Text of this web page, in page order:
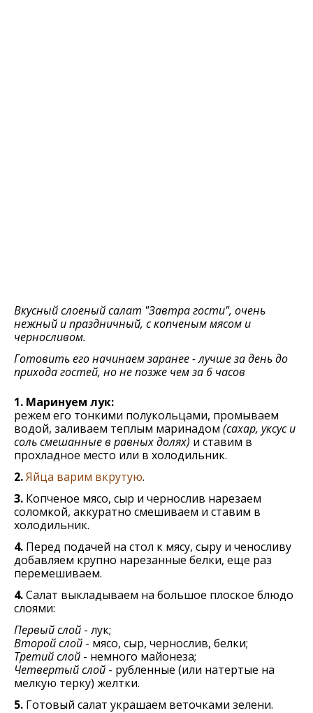
Вкусный слоеный салат "Завтра гости", очень
нежный и праздничный, с копченым мясом и
черносливом.
Готовить его начинаем заранее - лучше за день до
прихода гостей, но не позже чем за 6 часов
1. Маринуем лук:
режем его тонкими полукольцами, промываем
водой, заливаем теплым маринадом (сахар, уксус и
соль смешанные в равных долях) и ставим в
прохладное место или в холодильник.
2.Яйца варим вкрутую.
3. Копченое мясо, сыр и чернослив нарезаем
соломкой, аккуратно смешиваем и ставим в
холодильник.
4. Перед подачей на стол к мясу, сыру и ченосливу
добавляем крупно нарезанные белки, еще раз
перемешиваем.
4.Салат выкладываем на большое плоское блюдо
слоями:
Первый слой - лук;
Второй слой - мясо, сыр, чернослив, белки;
Третий слой - немного майонеза;
Четвертый слой - рубленные (или натертые на
мелкую терку) желтки.
5. Готовый салат украшаем веточками зелени.